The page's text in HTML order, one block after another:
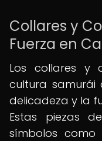
Collares y
Fuerza en
Los collares y
cultura
delicadeza y la
Estas piezas
símbolos